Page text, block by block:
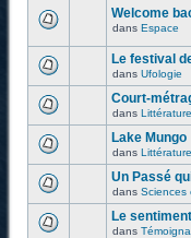
Welcome
dans Espace
Le festival
dans Ufologie
Court-
dans
Lake Mungo
dans
Un Passé
dans Sciences
Le
dans